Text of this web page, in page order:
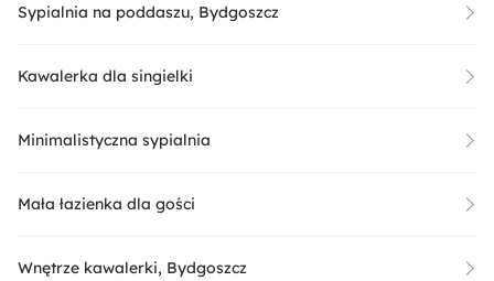
Sypialnia na poddaszu, Bydgoszcz
Kawalerka dla singielki
Minimalistyczna sypialnia
Mała łazienka dla gości
Wnętrze kawalerki, Bydgoszcz